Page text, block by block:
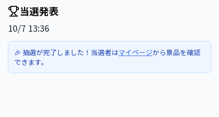
当選発表
10/7 13:36
🎉 抽選が完了しました！当選者はマイページから景品を確認
できます。